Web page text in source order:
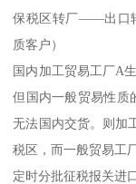
保税区转厂——出口
质客户）
国内加工贸易工厂A
但国内一般贸易性质
无法国内交货。则加
税区，而一般贸易工
定时分批征税报关进口